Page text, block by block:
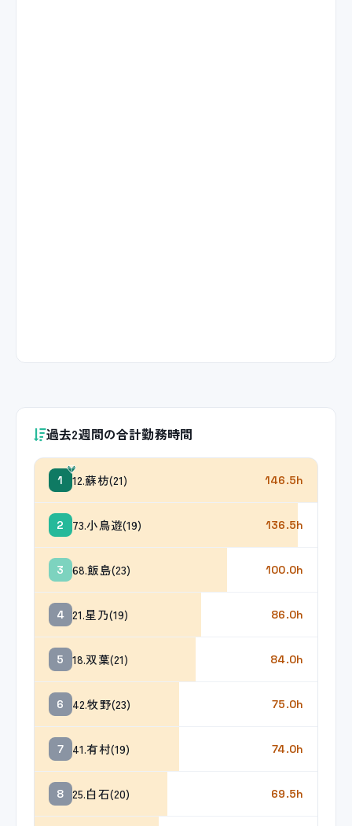
過去2週間の合計勤務時間
1 12.蘇枋(21) 146.5h
2 73.小鳥遊(19) 136.5h
3 68.飯島(23) 100.0h
4 21.星乃(19) 86.0h
5 18.双葉(21) 84.0h
6 42.牧野(23) 75.0h
7 41.有村(19) 74.0h
8 25.白石(20) 69.5h